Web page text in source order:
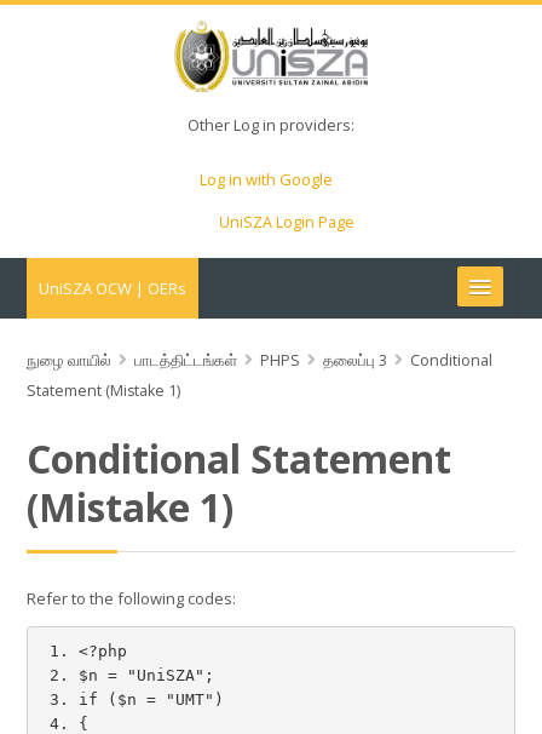
Other Log in providers:
Log in with Google
UniSZA Login Page
UniSZA OCW | OERs
My Courses
e-Learning Website
Tamil ‎(ta)‎
தேடு
நுழை வாயில் பாடத்திட்டங்கள் PHPS தலைப்பு 3
Conditional
Statement (Mistake 1)
Conditional Statement
(Mistake 1)
Refer to the following codes:
<?php
$n = "UniSZA";
if ($n = "UMT")
{